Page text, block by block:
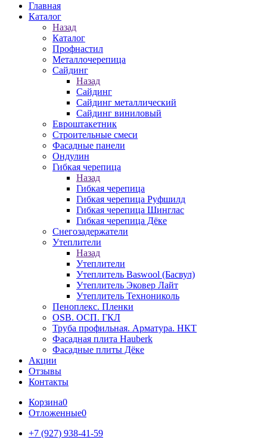
Главная
Каталог
Назад
Каталог
Профнастил
Металлочерепица
Сайдинг
Назад
Сайдинг
Сайдинг металлический
Сайдинг виниловый
Евроштакетник
Строительные смеси
Фасадные панели
Ондулин
Гибкая черепица
Назад
Гибкая черепица
Гибкая черепица Руфшилд
Гибкая черепица Шинглас
Гибкая черепица Дёке
Снегозадержатели
Утеплители
Назад
Утеплители
Утеплитель Baswool (Басвул)
Утеплитель Эковер Лайт
Утеплитель Технониколь
Пеноплекс. Пленки
OSB. ОСП. ГКЛ
Труба профильная. Арматура. НКТ
Фасадная плита Hauberk
Фасадные плиты Дёке
Акции
Отзывы
Контакты
Корзина0
Отложенные0
+7 (927) 938-41-59